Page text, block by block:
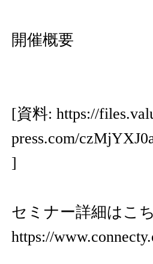
開催概要
[資料: https://
press.com/
]
セミナー詳細はこ
https://